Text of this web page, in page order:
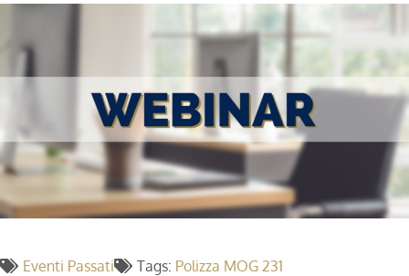
Eventi Passati Tags: Polizza MOG 231